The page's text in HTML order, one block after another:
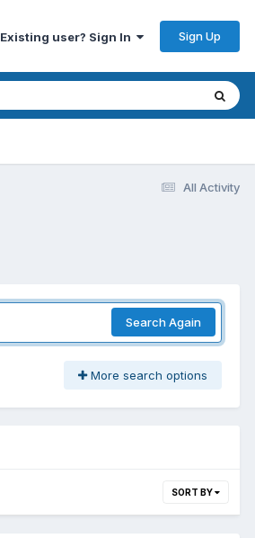
Existing user? Sign In Sign Up
All Activity
Search Again
More search options
SORT BY